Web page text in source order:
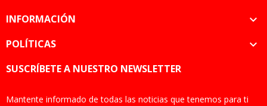
INFORMACIÓN 
POLÍTICAS 
SUSCRÍBETE A NUESTRO NEWSLETTER
Mantente informado de todas las noticias que tenemos para ti